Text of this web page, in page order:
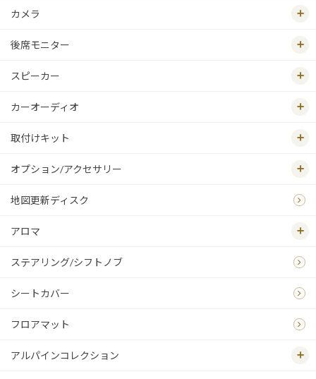
カメラ
後席モニター
スピーカー
カーオーディオ
取付けキット
オプション/アクセサリー
地図更新ディスク
アロマ
ステアリング/シフトノブ
シートカバー
フロアマット
アルパインコレクション